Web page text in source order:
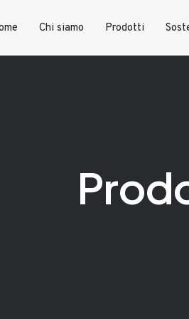
Chi siamo Prodotti